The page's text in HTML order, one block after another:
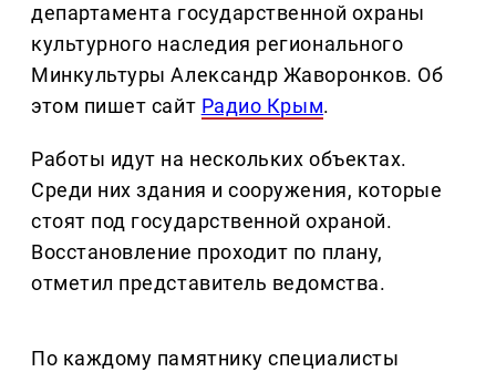
департамента государственной охраны
культурного наследия регионального
Минкультуры Александр Жаворонков. Об
этом пишет сайт Радио Крым.
Работы идут на нескольких объектах.
Среди них здания и сооружения, которые
стоят под государственной охраной.
Восстановление проходит по плану,
отметил представитель ведомства.
По каждому памятнику специалисты